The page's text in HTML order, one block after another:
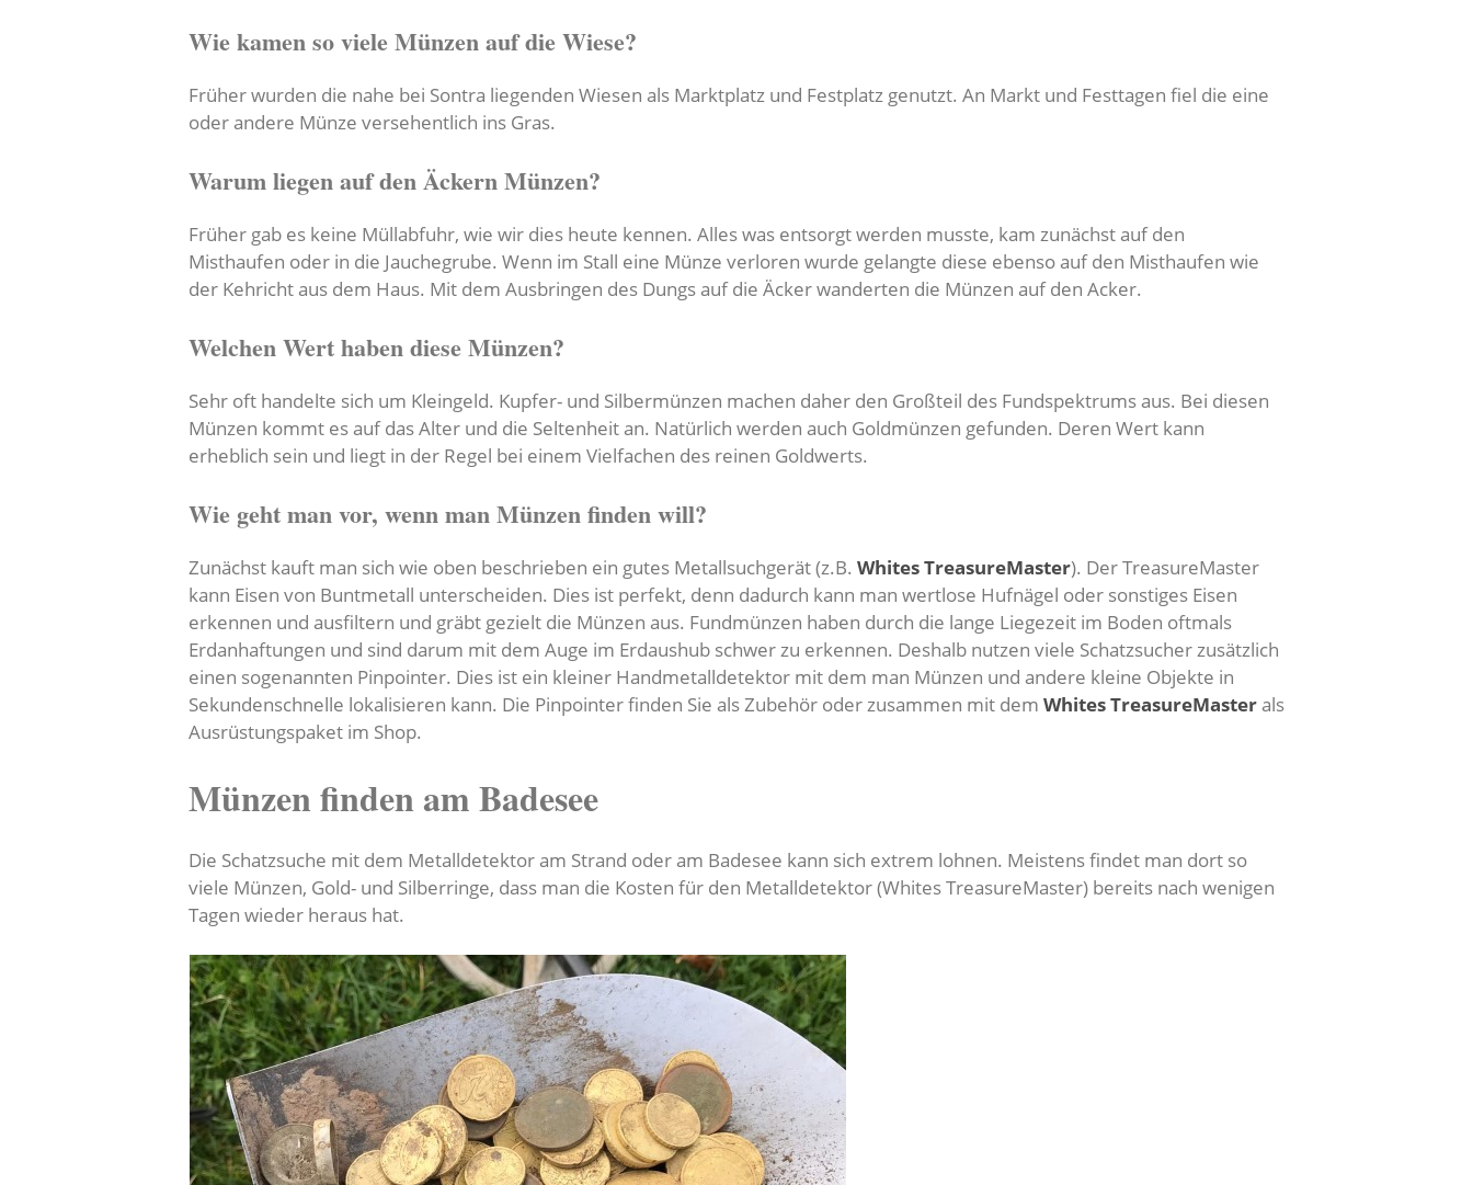
Wie kamen so viele Münzen auf die Wiese?
Früher wurden die nahe bei Sontra liegenden Wiesen als Marktplatz und Festplatz genutzt. An Markt und Festtagen fiel die eine
oder andere Münze versehentlich ins Gras.
Warum liegen auf den Äckern Münzen?
Früher gab es keine Müllabfuhr, wie wir dies heute kennen. Alles was entsorgt werden musste, kam zunächst auf den
Misthaufen oder in die Jauchegrube. Wenn im Stall eine Münze verloren wurde gelangte diese ebenso auf den Misthaufen wie
der Kehricht aus dem Haus. Mit dem Ausbringen des Dungs auf die Äcker wanderten die Münzen auf den Acker.
Welchen Wert haben diese Münzen?
Sehr oft handelte sich um Kleingeld. Kupfer- und Silbermünzen machen daher den Großteil des Fundspektrums aus. Bei diesen
Münzen kommt es auf das Alter und die Seltenheit an. Natürlich werden auch Goldmünzen gefunden. Deren Wert kann
erheblich sein und liegt in der Regel bei einem Vielfachen des reinen Goldwerts.
Wie geht man vor, wenn man Münzen finden will?
Zunächst kauft man sich wie oben beschrieben ein gutes Metallsuchgerät (z.B. Whites TreasureMaster). Der TreasureMaster
kann Eisen von Buntmetall unterscheiden. Dies ist perfekt, denn dadurch kann man wertlose Hufnägel oder sonstiges Eisen
erkennen und ausfiltern und gräbt gezielt die Münzen aus. Fundmünzen haben durch die lange Liegezeit im Boden oftmals
Erdanhaftungen und sind darum mit dem Auge im Erdaushub schwer zu erkennen. Deshalb nutzen viele Schatzsucher zusätzlich
einen sogenannten Pinpointer. Dies ist ein kleiner Handmetalldetektor mit dem man Münzen und andere kleine Objekte in
Sekundenschnelle lokalisieren kann. Die Pinpointer finden Sie als Zubehör oder zusammen mit dem Whites TreasureMasterals
Ausrüstungspaket im Shop.
Münzen finden am Badesee
Die Schatzsuche mit dem Metalldetektor am Strand oder am Badesee kann sich extrem lohnen. Meistens findet man dort so
viele Münzen, Gold- und Silberringe, dass man die Kosten für den Metalldetektor (Whites TreasureMaster) bereits nach wenigen
Tagen wieder heraus hat.